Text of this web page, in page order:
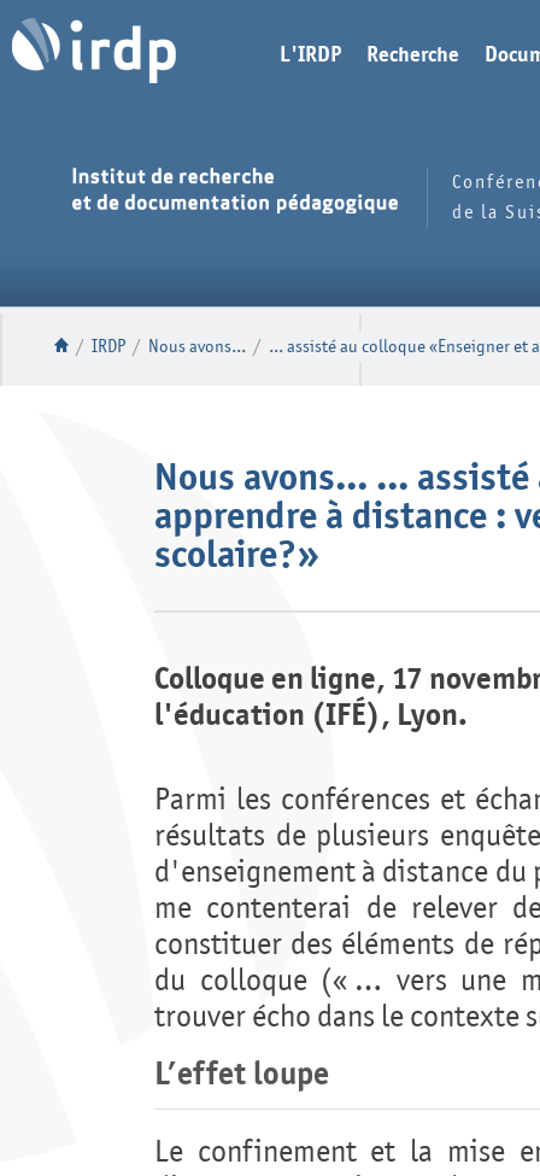
L'IRDP Recherche
de la
/ IRDP / Nous avons... / ... assisté au colloque «Enseigner et
Nous avons... ...
apprendre à distance :
scolaire?»
Colloque en ligne, 17
l'éducation (IFÉ), Lyon.
Parmi les conférences et
résultats de plusieurs
d'enseignement à distance
me contenterai de relever
constituer des éléments de
du colloque (« … vers une
trouver écho dans le contexte
L’effet loupe
Le confinement et la mise